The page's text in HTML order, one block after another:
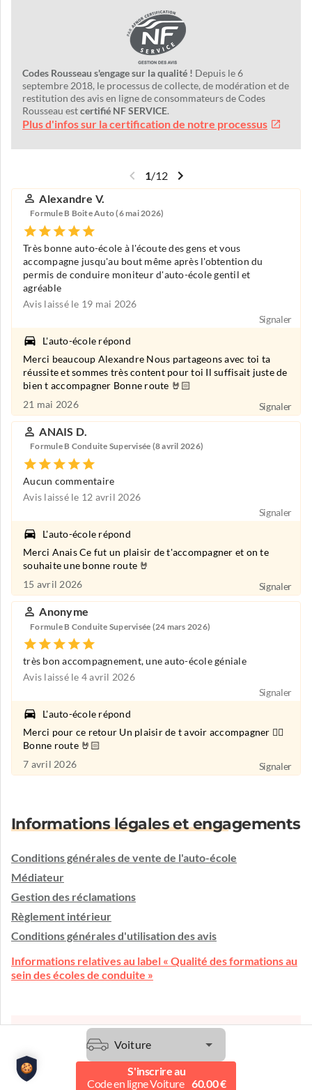
Codes Rousseau s'engage sur la qualité ! Depuis le 6
septembre 2018, le processus de collecte, de modération et de
restitution des avis en ligne de consommateurs de Codes
Rousseau estcertifié NF SERVICE.
Plus d'infos sur la certification de notre processus
1/12
Alexandre V.
Formule B Boite Auto (6 mai 2026)
Très bonne auto-école à l'écoute des gens et vous
accompagne jusqu'au bout même après l'obtention du
permis de conduire moniteur d'auto-école gentil et
agréable
Avis laissé le 19 mai 2026
Signaler
L'auto-école répond
Merci beaucoup Alexandre Nous partageons avec toi ta
réussite et sommes très content pour toi Il suffisait juste de
bien t accompagner Bonne route 🤘🏻
21 mai 2026
Signaler
ANAIS D.
Formule B Conduite Supervisée (8 avril 2026)
Aucun commentaire
Avis laissé le 12 avril 2026
Signaler
L'auto-école répond
Merci Anais Ce fut un plaisir de t'accompagner et on te
souhaite une bonne route 🤘
15 avril 2026
Signaler
Anonyme
Formule B Conduite Supervisée (24 mars 2026)
très bon accompagnement, une auto-école géniale
Avis laissé le 4 avril 2026
Signaler
L'auto-école répond
Merci pour ce retour Un plaisir de t avoir accompagner 👍🏻
Bonne route 🤘🏻
7 avril 2026
Signaler
Informations légales et engagements
Conditions générales de vente de l'auto-école
Médiateur
Gestion des réclamations
Règlement intérieur
Conditions générales d'utilisation des avis
Informations relatives au label « Qualité des formations au
sein des écoles de conduite »
L'auto-école vous écoute et vous conseille.
Etre contacté
Voiture
S'inscrire au
Code en ligne Voiture 60.00 €